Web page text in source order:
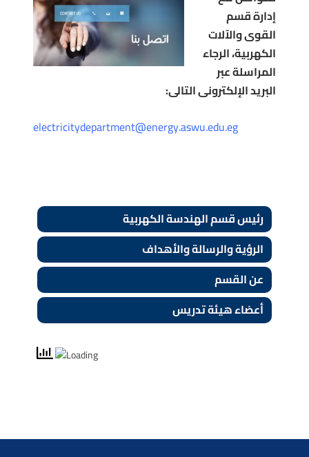
إدارة قسم
القوى والآلات
الكهربية، الرجاء
المراسلة عبر
البريد الإلكترونى التالى:
electricitydepartment@energy.aswu.edu.eg
رئيس قسم الهندسة الكهربية
الرؤية والرسالة والأهداف
عن القسم
أعضاء هيئة تدريس